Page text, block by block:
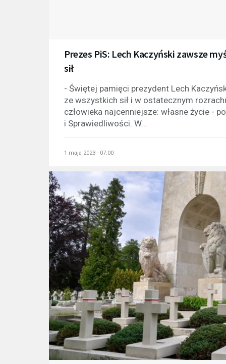
Prezes PiS: Lech Kaczyński zawsze
sił
- Świętej pamięci prezydent Lech
ze wszystkich sił i w ostatecznym
człowieka najcenniejsze: własne życie -
i Sprawiedliwości. W...
1 maja 2023 - 07:00